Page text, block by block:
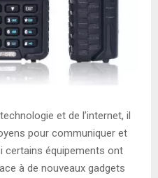
et de l’internet, il
pour communiquer et
certains équipements ont
à de nouveaux gadgets